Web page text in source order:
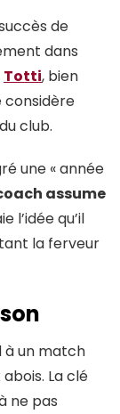
de
dans
Totti, bien
considère
club.
une « année
assume
l’idée qu’il
la ferveur
à un match
La clé
ne pas